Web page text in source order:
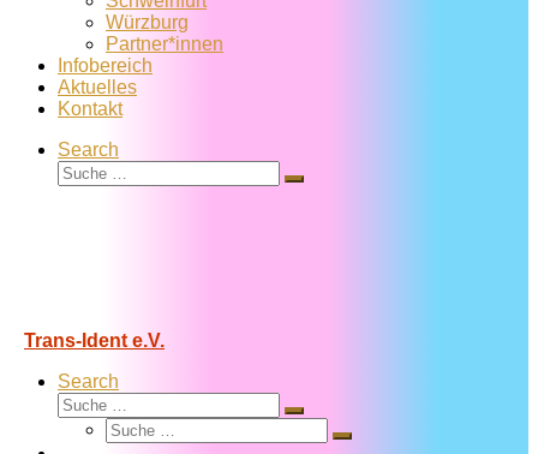
Würzburg
Partner*innen
Infobereich
Aktuelles
Kontakt
Search
Suche
Suche
Trans-Ident e.V.
Search
Suche
Suche
Suche
Suche